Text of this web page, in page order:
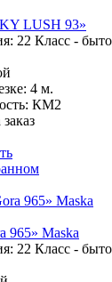
LUSH 93»
22 Класс -
4 м.
КМ2
965» Maska
22 Класс -